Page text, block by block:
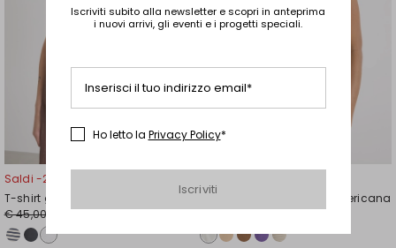
Saldi -29%
T-shirt girocollo con spacchetti
€ 45,00
Canotta con scollo all'americana
€ 98,00
Iscriviti subito alla newsletter e scopri in anteprima
i nuovi arrivi, gli eventi e i progetti speciali.
Inserisci il tuo indirizzo email*
Ho letto la Privacy Policy*
Iscriviti